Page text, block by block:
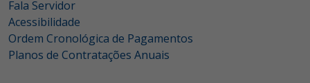
Fala Servidor
Acessibilidade
Ordem Cronológica de Pagamentos
Planos de Contratações Anuais